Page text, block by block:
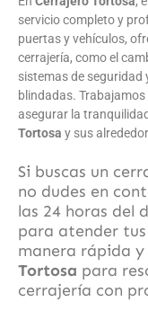
servicio completo y
puertas y vehículos,
cerrajería, como el
sistemas de seguridad
blindadas.
asegurar la
Tortosa y sus
Si buscas un
no dudes en
las 24 horas del
para atender
manera rápida
Tortosa para
cerrajería con